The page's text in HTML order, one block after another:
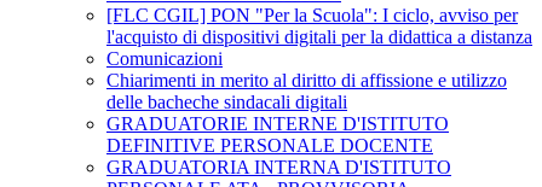
[FLC CGIL] PON "Per la Scuola": I ciclo, avviso per
l'acquisto di dispositivi digitali per la didattica a distanza
Comunicazioni
Chiarimenti in merito al diritto di affissione e utilizzo
delle bacheche sindacali digitali
GRADUATORIE INTERNE D'ISTITUTO
DEFINITIVE PERSONALE DOCENTE
GRADUATORIA INTERNA D'ISTITUTO